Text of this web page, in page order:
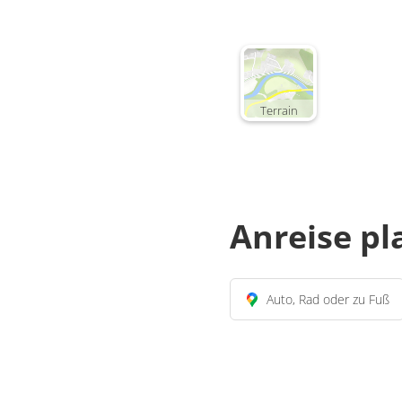
Terrain
Anreise
Auto, Rad oder zu Fuß